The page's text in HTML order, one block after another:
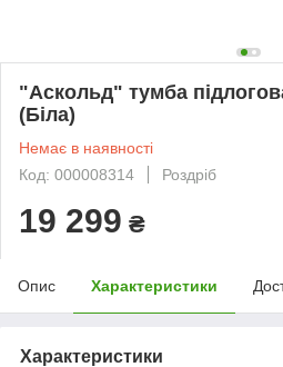
"Аскольд" тумба
(Біла)
Немає в наявності
Код: 000008314
Роздріб
19 299 ₴
Опис Характеристики
Характеристики